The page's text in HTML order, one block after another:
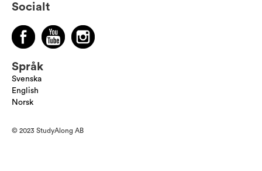
Socialt
Språk
Svenska
English
Norsk
© 2023 StudyAlong AB